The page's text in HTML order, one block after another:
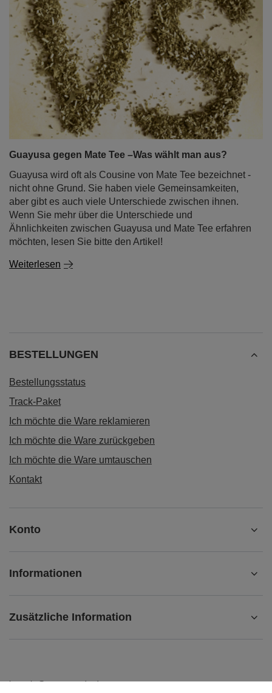
Guayusa gegen Mate Tee –Was wählt man aus?
Guayusa wird oft als Cousine von Mate Tee bezeichnet -
nicht ohne Grund. Sie haben viele Gemeinsamkeiten,
aber gibt es auch viele Unterschiede zwischen ihnen.
Wenn Sie mehr über die Unterschiede und
Ähnlichkeiten zwischen Guayusa und Mate Tee erfahren
möchten, lesen Sie bitte den Artikel!
Weiterlesen
BESTELLUNGEN
Bestellungsstatus
Track-Paket
Ich möchte die Ware reklamieren
Ich möchte die Ware zurückgeben
Ich möchte die Ware umtauschen
Kontakt
Konto
Informationen
Zusätzliche Information
kontakt@matemundo.de